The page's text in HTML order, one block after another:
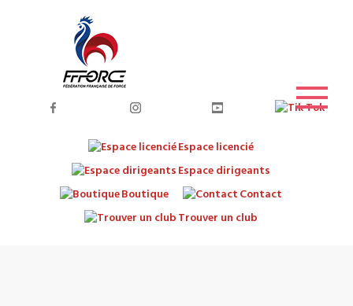
Espace licencié
Espace dirigeants
Boutique
Contact
Trouver un club